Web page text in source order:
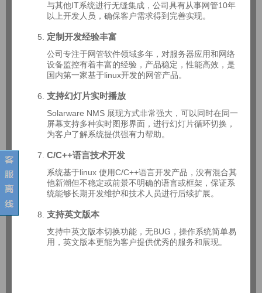
与其他IT系统进行无缝集成，公司具有从事网管10年
以上开发人员，确保客户需求得到完善实现。
定制开发经验丰富
公司专注于网管软件领域多年，对服务器应用和网络
设备监控有着丰富的经验，产品稳定，性能高效，是
国内第一家基于linux开发的网管产品。
支持幻灯片实时播放
Solarware NMS 展现方式非常强大，可以同时在同一
屏幕支持多种实时图形界面，进行幻灯片循环切换，
为客户了解系统提供强有力帮助。
C/C++语言技术开发
系统基于linux 使用C/C++语言开发产品，没有混合其
他新潮但不稳定或前景不明确的语言或框架，保证系
统能够长期开发维护和技术人员进行后续扩展。
支持英文版本
支持中英文版本切换功能，无BUG，操作系统简单易
用，英文版本更能为客户提供优秀的服务和展现。